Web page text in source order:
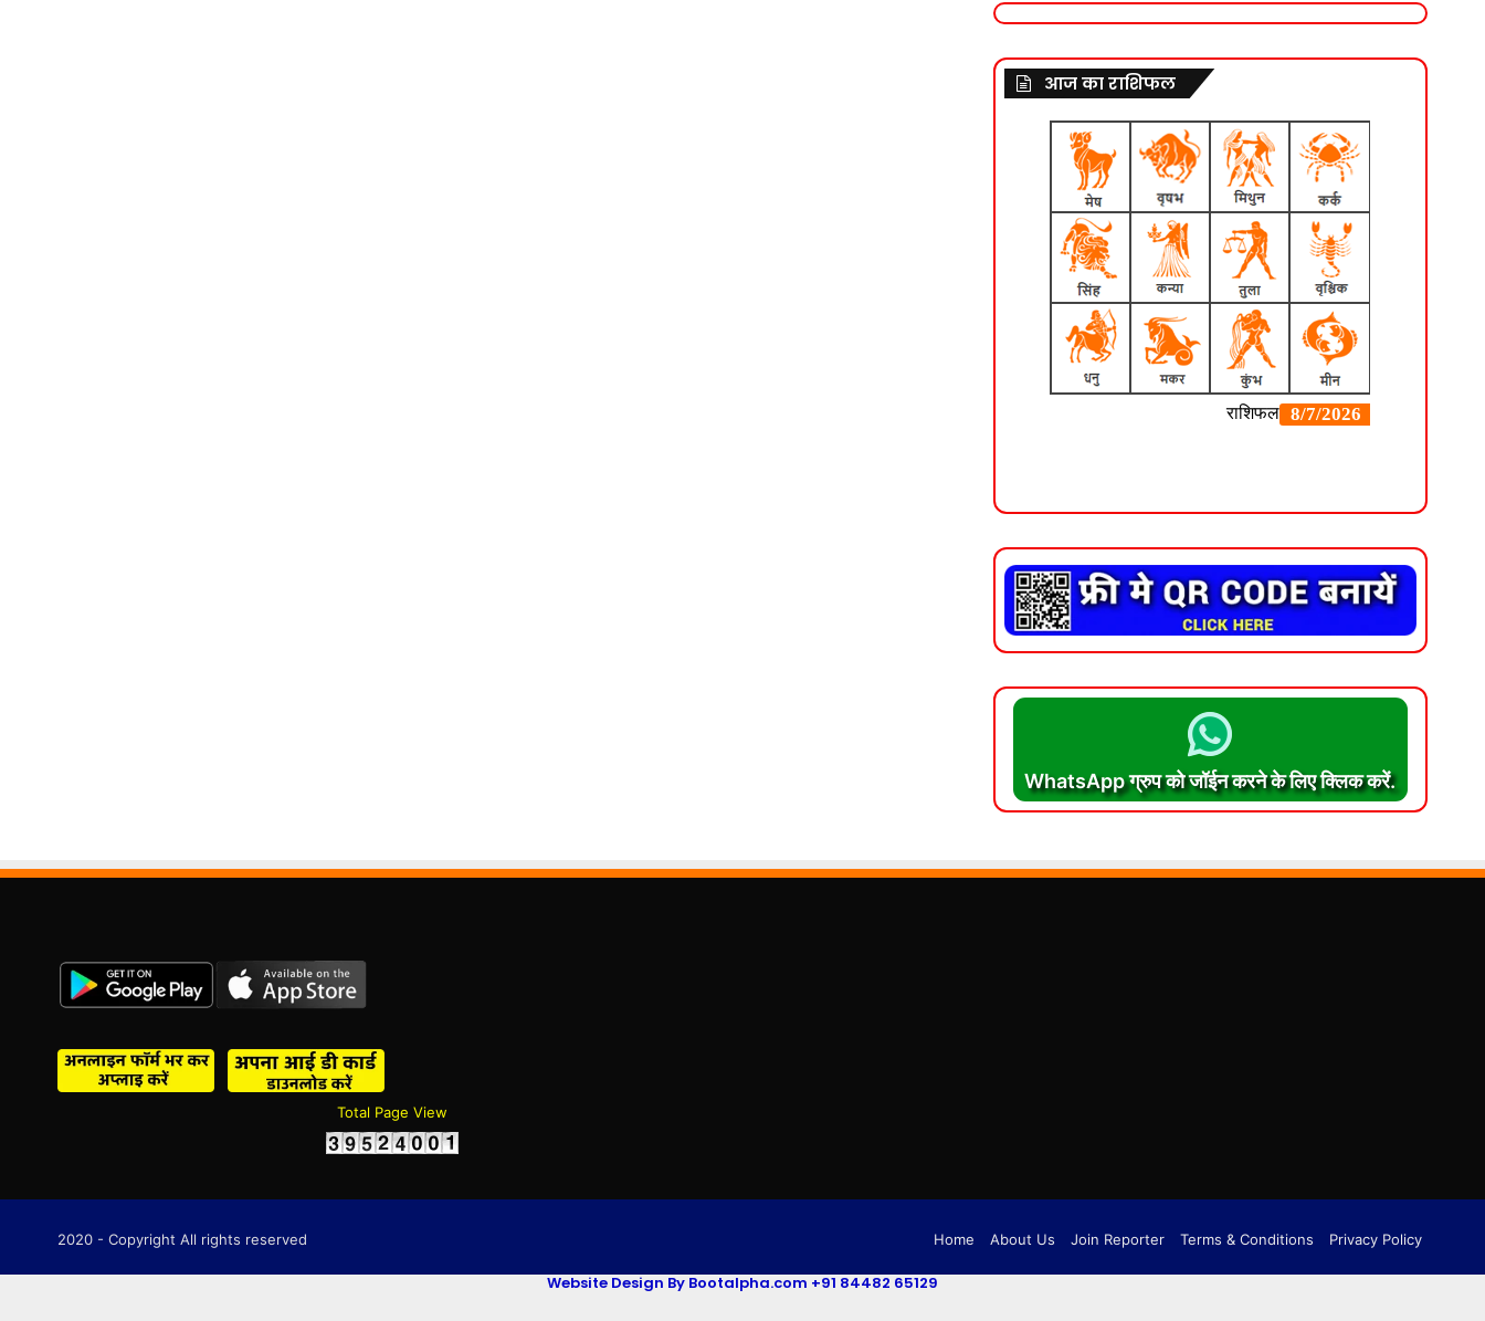
आज का राशिफल
WhatsApp ग्रुप को जॉईन करने के लिए क्लिक करें.
Total Page View
2020 - Copyright All rights reserved Home About Us Join Reporter Terms & Conditions Privacy Policy
Website Design By Bootalpha.com +91 84482 65129